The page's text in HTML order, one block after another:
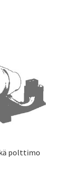
polttimo